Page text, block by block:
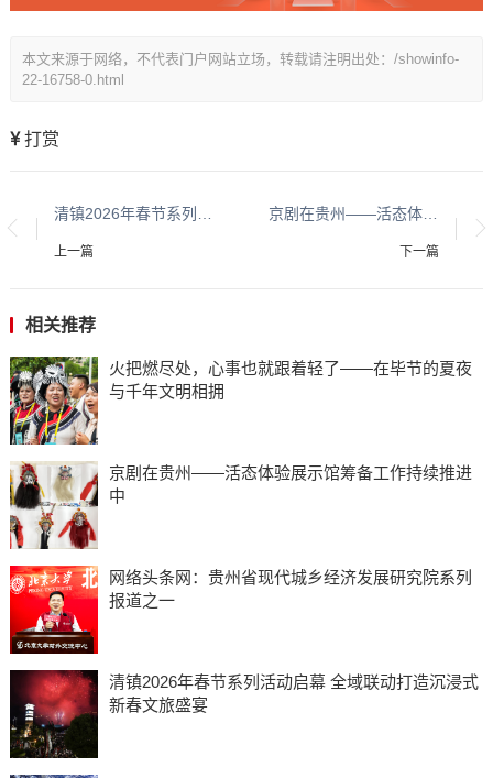
本文来源于网络，不代表门户网站立场，转载请注明出处：/showinfo-
22-16758-0.html
打赏
上一篇
京剧在贵州——活态体验展示馆筹备工作持续推进中
下一篇
相关推荐
火把燃尽处，心事也就跟着轻了——在毕节的夏夜
与千年文明相拥
京剧在贵州——活态体验展示馆筹备工作持续推进
中
网络头条网：贵州省现代城乡经济发展研究院系列
报道之一
清镇2026年春节系列活动启幕 全域联动打造沉浸式
新春文旅盛宴